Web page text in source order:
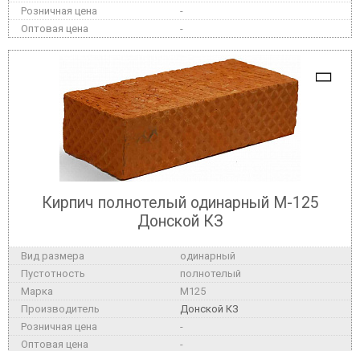
-
-
Кирпич полнотелый одинарный М-125
Донской КЗ
одинарный
полнотелый
M125
Донской КЗ
-
-